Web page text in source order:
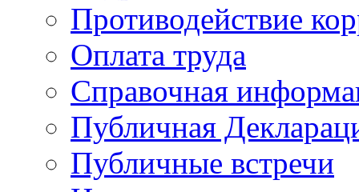
Противодействие
Оплата труда
Справочная
Публичная
Публичные встречи